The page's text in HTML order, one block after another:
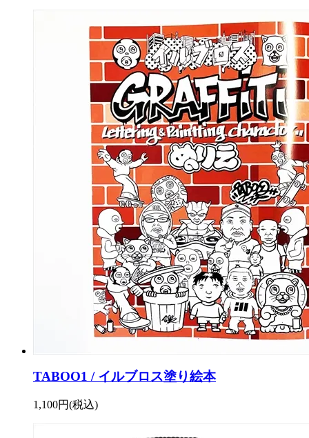
TABOO1 / イルブロス塗り絵本
1,100円(税込)